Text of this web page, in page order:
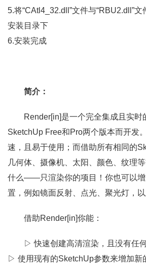
5.将“CAtl4_32.dll”文件与“RBU2.dll”
安装目录下
6.安装完成
简介：
Render[in]是一个完全集成且实时
SketchUp Free和Pro两个版本而开发
速，且易于使用；而借助所有相同的
几何体、摄像机、太阳、颜色、纹理
什么——只渲染你的项目！你也可以增
置，例如镜面反射、点光、聚光灯，以
借助Render[in]你能：
▷ 快速创建高清渲染，且没有任
▷ 使用现有的SketchUp参数来增加新